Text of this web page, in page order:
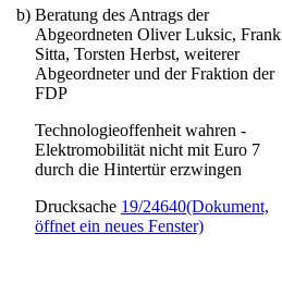
b) Beratung des Antrags der
Abgeordneten Oliver Luksic, Frank
Sitta, Torsten Herbst, weiterer
Abgeordneter und der Fraktion der
FDP
Technologieoffenheit wahren -
Elektromobilität nicht mit Euro 7
durch die Hintertür erzwingen
Drucksache 19/24640(Dokument,
öffnet ein neues Fenster)